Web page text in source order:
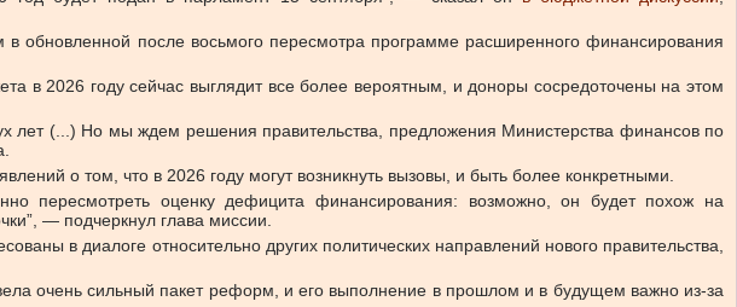
обновленной после восьмого пересмотра программе расширенного финансирования
в 2026 году сейчас выглядит все более вероятным, и доноры сосредоточены на этом
лет (...) Но мы ждем решения правительства, предложения Министерства финансов по
о том, что в 2026 году могут возникнуть вызовы, и быть более конкретными.
пересмотреть оценку дефицита финансирования: возможно, он будет похож на
— подчеркнул глава миссии.
в диалоге относительно других политических направлений нового правительства,
очень сильный пакет реформ, и его выполнение в прошлом и в будущем важно из-за